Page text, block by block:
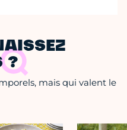
?
mais qui valent le